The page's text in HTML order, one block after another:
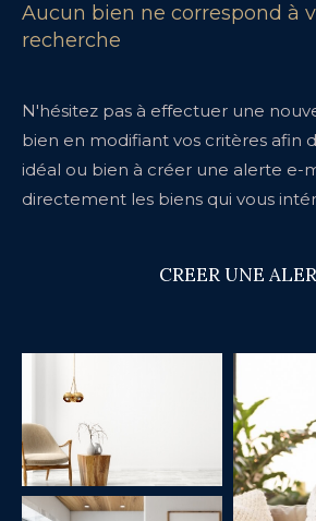
Aucun bien ne correspond à
recherche
N'hésitez pas à effectuer une
bien en modifiant vos critères afin
idéal ou bien à créer une alerte e-
directement les biens qui vous
CREER UNE